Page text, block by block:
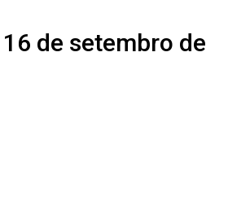
de setembro de